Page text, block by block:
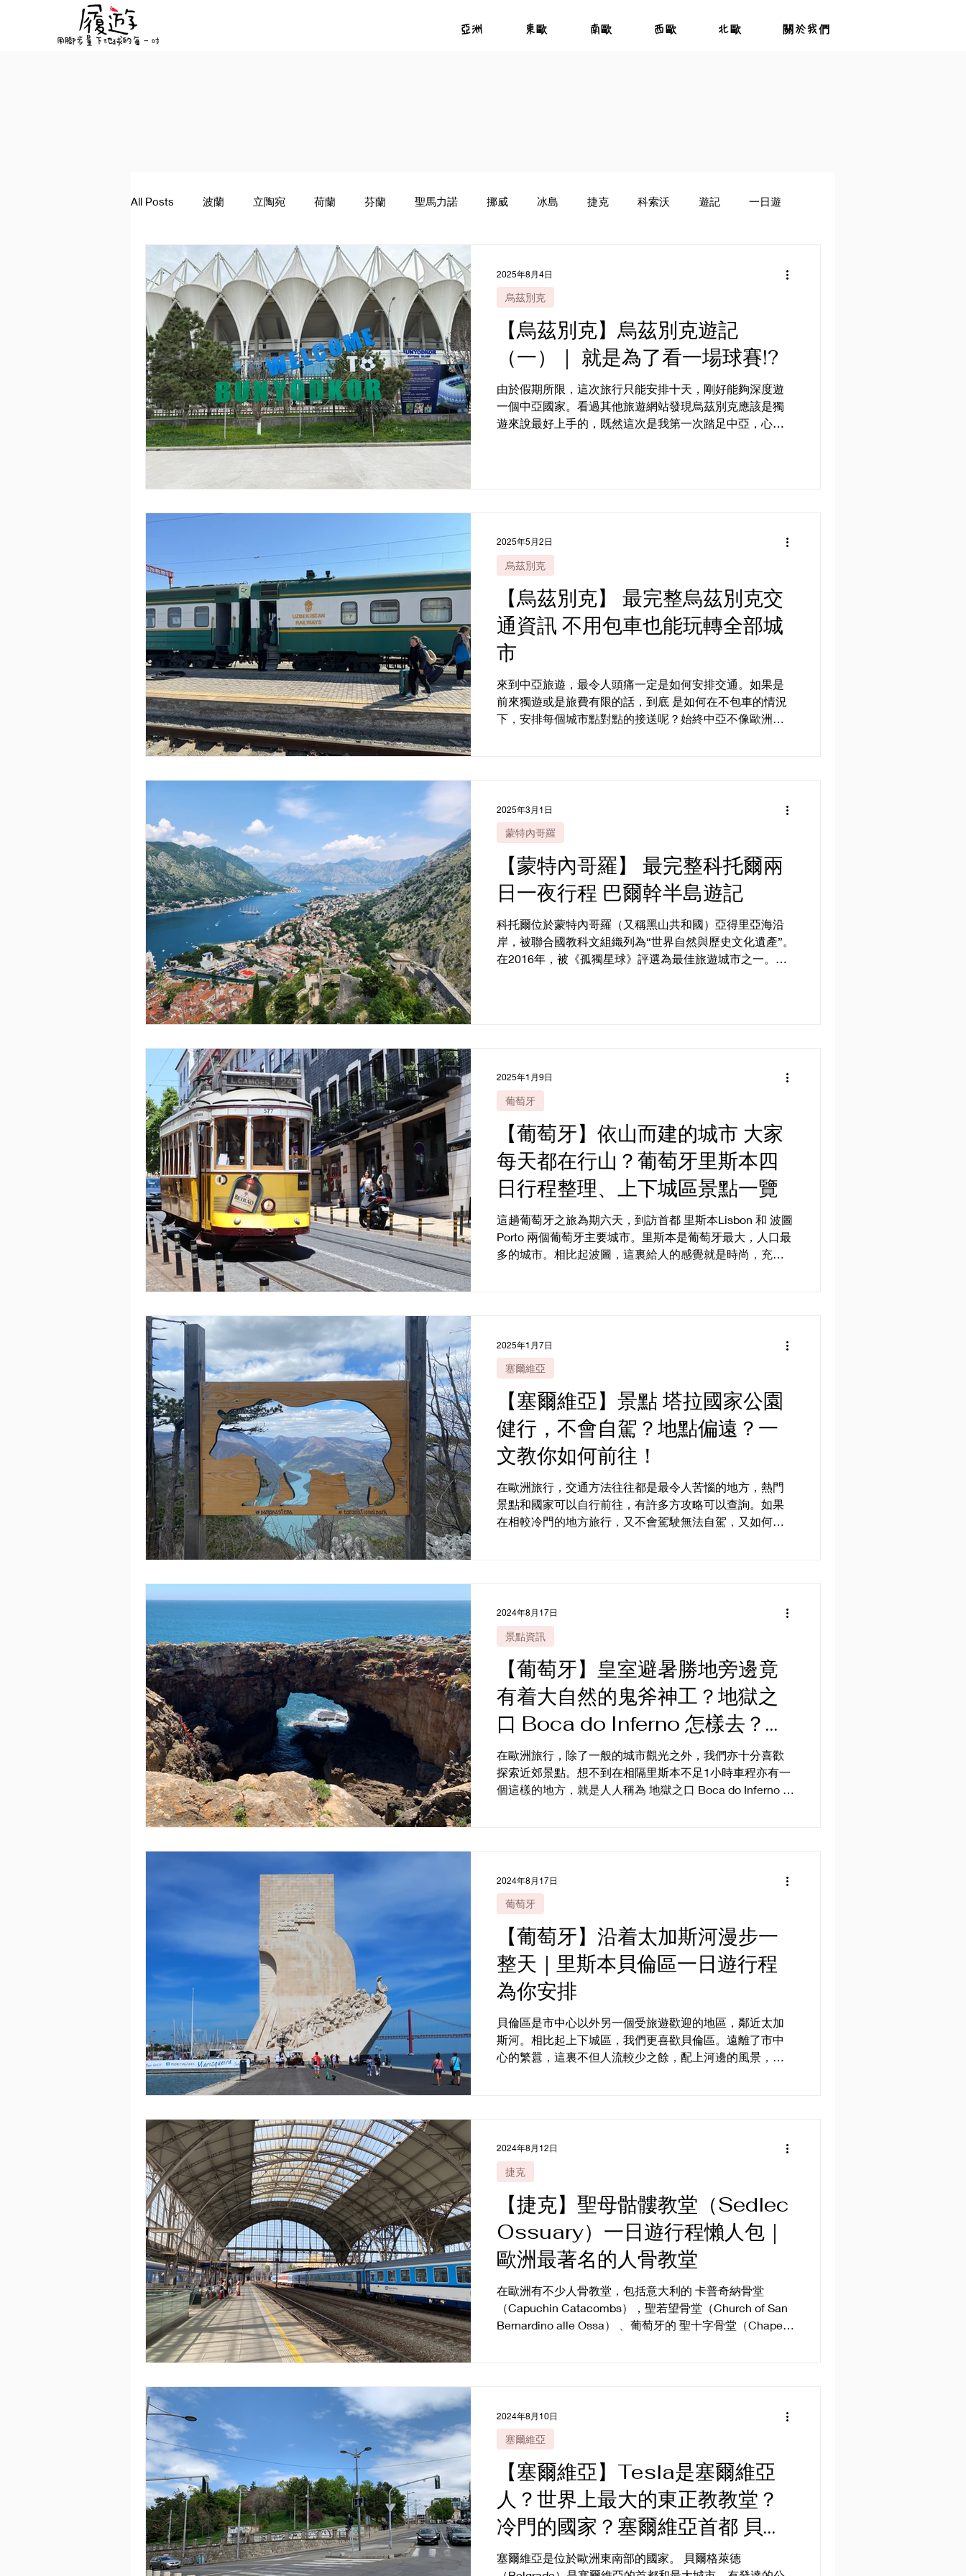
亞洲 東歐 南歐 西歐 北歐 關於我們
All Posts 波蘭 立陶宛 荷蘭 芬蘭 聖馬力諾 挪威 冰島 捷克 科索沃 遊記 一日遊
景點資訊 希臘 塞爾維亞 葡萄牙 蒙特內哥羅
【烏茲別克】烏茲別克遊記
（一）｜ 就是為了看一場球賽!?
由於假期所限，這次旅行只能安排十天，剛好能夠深度遊
一個中亞國家。看過其他旅遊網站發現烏茲別克應該是獨
遊來說最好上手的，既然這次是我第一次踏足中亞，心想
烏茲別克
2025年8月4日
【烏茲別克】 最完整烏茲別克交
通資訊 不用包車也能玩轉全部城
市
來到中亞旅遊，最令人頭痛一定是如何安排交通。如果是
前來獨遊或是旅費有限的話，到底 是如何在不包車的情況
下，安排每個城市點對點的接送呢？始終中亞不像歐洲城
也是有火車和高鐵的，系統亦十分發達。是來往各大城市
的必然選擇。保安的話烏國也是沒話說，要進火車站須出
示車票和經過安檢，然後在車上也是配有巡邏人員每小時
都在巡。
烏茲別克
2025年5月2日
【蒙特內哥羅】 最完整科托爾兩
日一夜行程 巴爾幹半島遊記
科托爾位於蒙特內哥羅（又稱黑山共和國）亞得里亞海沿
岸，被聯合國教科文組織列為“世界自然與歷史文化遺產”。
在2016年，被《孤獨星球》評選為最佳旅遊城市之一。這
蒙特內哥羅
2025年3月1日
【葡萄牙】依山而建的城市 大家
每天都在行山？葡萄牙里斯本四
日行程整理、上下城區景點一覽
這趟葡萄牙之旅為期六天，到訪首都 里斯本Lisbon 和 波圖
Porto 兩個葡萄牙主要城市。里斯本是葡萄牙最大，人口最
多的城市。相比起波圖，這裏給人的感覺就是時尚，充滿
葡萄牙
2025年1月9日
【塞爾維亞】景點 塔拉國家公園
健行，不會自駕？地點偏遠？一
文教你如何前往！
在歐洲旅行，交通方法往往都是最令人苦惱的地方，熱門
景點和國家可以自行前往，有許多方攻略可以查詢。如果
在相較冷門的地方旅行，又不會駕駛無法自駕，又如何是
塞爾維亞
2025年1月7日
【葡萄牙】皇室避暑勝地旁邊竟
有着大自然的鬼斧神工？地獄之
口 Boca do Inferno 怎樣去？卡
斯凱什半日遊
在歐洲旅行，除了一般的城市觀光之外，我們亦十分喜歡
探索近郊景點。想不到在相隔里斯本不足1小時車程亦有一
個這樣的地方，就是人人稱為 地獄之口 Boca do Inferno 的
景點資訊
2024年8月17日
【葡萄牙】沿着太加斯河漫步一
整天｜里斯本貝倫區一日遊行程
為你安排
貝倫區是市中心以外另一個受旅遊歡迎的地區，鄰近太加
斯河。相比起上下城區，我們更喜歡貝倫區。遠離了市中
心的繁囂，這裏不但人流較少之餘，配上河邊的風景，還
葡萄牙
2024年8月17日
【捷克】聖母骷髏教堂（Sedlec
Ossuary）一日遊行程懶人包｜
歐洲最著名的人骨教堂
在歐洲有不少人骨教堂，包括意大利的 卡普奇納骨堂
（Capuchin Catacombs），聖若望骨堂（Church of San
Bernardino alle Ossa） 、葡萄牙的 聖十字骨堂（Chapel
捷克
2024年8月12日
【塞爾維亞】Tesla是塞爾維亞
人？世界上最大的東正教教堂？
冷門的國家？塞爾維亞首都 貝爾
格萊德 Belgrade 景點一覽！
塞爾維亞是位於歐洲東南部的國家。 貝爾格萊德
塞爾維亞
2024年8月10日